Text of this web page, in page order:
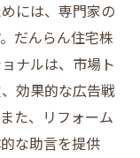
には、専門家の
だんらん住宅株
ナルは、市場ト
効果的な広告戦
た、リフォーム
な助言を提供